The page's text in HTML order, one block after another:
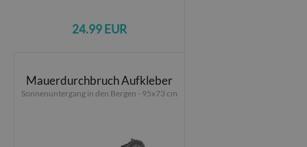
24.99 EUR
Mauerdurchbruch Aufkleber
Sonnenuntergang in den Bergen - 95x73 cm